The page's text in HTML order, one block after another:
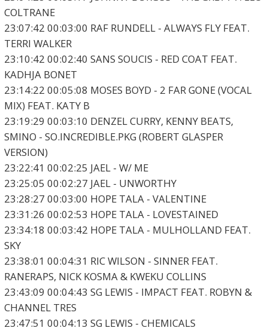
COLTRANE
23:07:42 00:03:00 RAF RUNDELL - ALWAYS FLY FEAT.
TERRI WALKER
23:10:42 00:02:40 SANS SOUCIS - RED COAT FEAT.
KADHJA BONET
23:14:22 00:05:08 MOSES BOYD - 2 FAR GONE (VOCAL
MIX) FEAT. KATY B
23:19:29 00:03:10 DENZEL CURRY, KENNY BEATS,
SMINO - SO.INCREDIBLE.PKG (ROBERT GLASPER
VERSION)
23:22:41 00:02:25 JAEL - W/ ME
23:25:05 00:02:27 JAEL - UNWORTHY
23:28:27 00:03:00 HOPE TALA - VALENTINE
23:31:26 00:02:53 HOPE TALA - LOVESTAINED
23:34:18 00:03:42 HOPE TALA - MULHOLLAND FEAT.
SKY
23:38:01 00:04:31 RIC WILSON - SINNER FEAT.
RANERAPS, NICK KOSMA & KWEKU COLLINS
23:43:09 00:04:43 SG LEWIS - IMPACT FEAT. ROBYN &
CHANNEL TRES
23:47:51 00:04:13 SG LEWIS - CHEMICALS